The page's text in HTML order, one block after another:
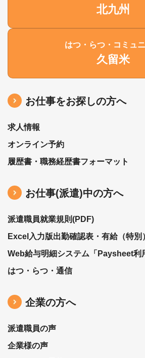
北九州
はつ・らつ・コミュ
久留米
お仕事をお探しの方へ
求人情報
オンライン予約
履歴書・職務経歴書フォーマット
お仕事(派遣)中の⽅へ
派遣職員就業規則(PDF)
Excel入力版出勤確認表・有給（特別
Web給与明細システム「Paysheet利
はつ・らつ・通信
企業の方へ
派遣職員の声
企業様の声